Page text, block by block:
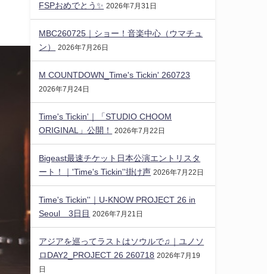
FSPおめでとう✨️ 2026年7月31日
MBC260725｜ショー！音楽中心（ウマチュ
ン）
2026年7月26日
M COUNTDOWN_Time's Tickin' 260723
2026年7月24日
Time's Tickin'｜「STUDIO CHOOM
ORIGINAL」公開！
2026年7月22日
Bigeast最速チケット日本公演エントリスタ
ート！｜'Time's Tickin''掛け声 2026年7月22日
Time's Tickin''｜U-KNOW PROJECT 26 in
Seoul 3日目 2026年7月21日
アジアを巡ってラストはソウルで♫｜ユノソ
ロDAY2_PROJECT 26 260718 2026年7月19
日